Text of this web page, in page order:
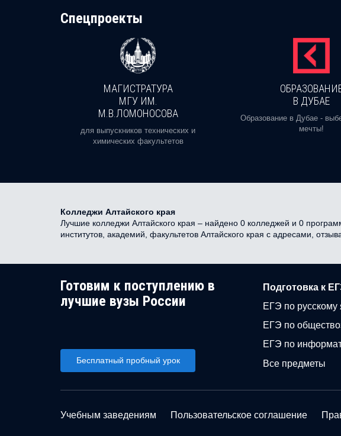
Cпецпроекты
МАГИСТРАТУРА
МГУ ИМ.
М.В.ЛОМОНОСОВА
для выпускников технических и
химических факультетов
В ДУБАЕ
Образование в Дубае -
мечты!
Колледжи Алтайского края
Лучшие колледжи Алтайского края – найдено 0 колледжей и 0
институтов, академий, факультетов Алтайского края с адресами,
Готовим к поступлению в
лучшие вузы России
Бесплатный пробный урок
Подготовка к
ЕГЭ по русскому
ЕГЭ по
ЕГЭ по
Все предметы
Учебным заведениям Пользовательское соглашение